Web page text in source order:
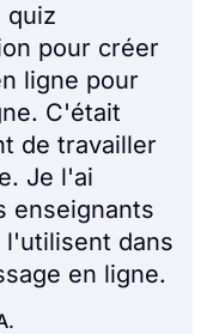
quiz
pour créer
ligne pour
C'était
de travailler
Je l'ai
enseignants
l'utilisent dans
en ligne.